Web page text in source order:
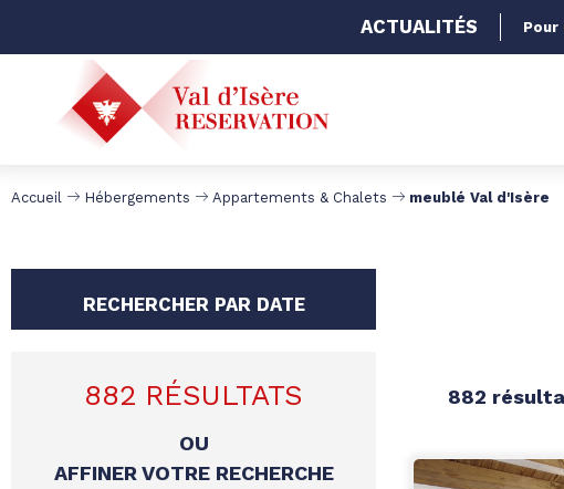
ACTUALITÉS Pour
Accueil Hébergements Appartements & Chalets meublé Val d'Isère
RECHERCHER PAR DATE
OU
AFFINER VOTRE RECHERCHE
882 RÉSULTATS 882